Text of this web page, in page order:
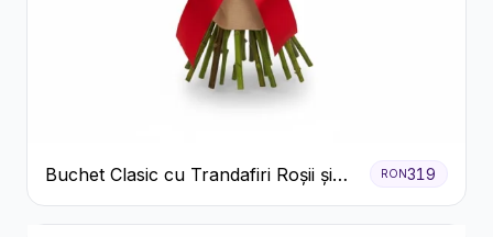
Buchet Clasic cu Trandafiri Roșii și
Gypsophila
RON319